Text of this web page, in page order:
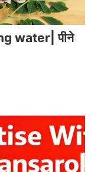
water| पीने